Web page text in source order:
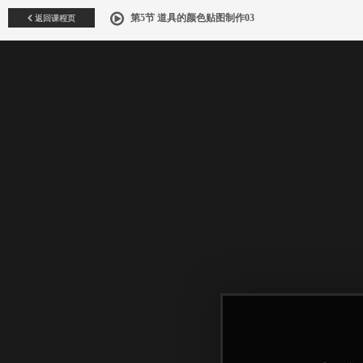
返回课程页 第5节 道具的颜色贴图制作03